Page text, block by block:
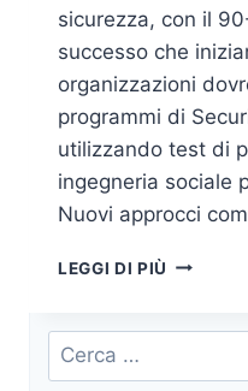
sicurezza, con il
successo che
organizzazioni
programmi di
utilizzando test di
ingegneria sociale
Nuovi approcci
LEGGI DI PIÙ SECURITY
DEI
Ricerca
per: